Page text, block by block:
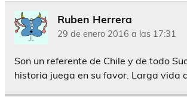
Ruben Herrera
29 de enero 2016 a las 17:31
Son un referente de Chile y de todo
historia juega en su favor. Larga vida